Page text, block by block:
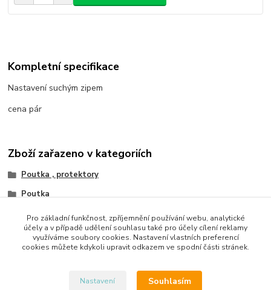
Kompletní specifikace
Nastavení suchým zipem
cena pár
Zboží zařazeno v kategoriích
Poutka , protektory
Poutka
Pro základní funkčnost, zpříjemnění používání webu, analytické
účely a v případě udělení souhlasu také pro účely cílení reklamy
využíváme soubory cookies. Nastavení vlastních preferencí
cookies můžete kdykoli upravit odkazem ve spodní části stránek.
Nastavení Souhlasím